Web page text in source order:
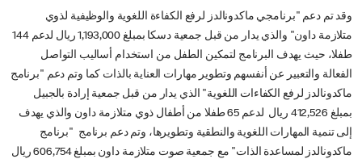
وقد تم دعم "برنامجي ماكدونالدز لرفع الكفاءة اللغوية والوظيفية لذوي
متلازمة داون" والذي يدار من قبل جمعية دسكا بمبلغ 1,193,000 ريال لدعم 144
طفلا، حيث يهدف البرنامج لتمكين الطفل من استخدام أساليب التواصل
الفعالة والتعبير عن أنفسهم وتطوير مهارات العناية بالذات كما وتم دعم "برنامج
ماكدونالدز لرفع الكفاءات اللغوية" الذي يدار من قبل جمعية إرادة بالجبيل
بمبلغ 412,526 ريال لدعم 65 طفلا من أطفال ذوي متلازمة داون والذي يهدف
إلى تنمية المهارات اللغوية والنطقية وتطويرها، وتم دعم برنامج "برنامج
ماكدونالدز لمساعدة الذات" مع جمعية صوت متلازمة داون بمبلغ 606,754 ريال